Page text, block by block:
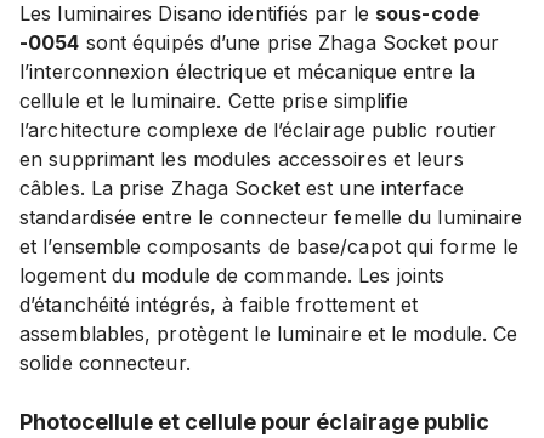
Les luminaires Disano identifiés par le sous-code
-0054 sont équipés d’une prise Zhaga Socket pour
l’interconnexion électrique et mécanique entre la
cellule et le luminaire. Cette prise simplifie
l’architecture complexe de l’éclairage public routier
en supprimant les modules accessoires et leurs
câbles. La prise Zhaga Socket est une interface
standardisée entre le connecteur femelle du luminaire
et l’ensemble composants de base/capot qui forme le
logement du module de commande. Les joints
d’étanchéité intégrés, à faible frottement et
assemblables, protègent le luminaire et le module. Ce
solide connecteur.
Photocellule et cellule pour éclairage public